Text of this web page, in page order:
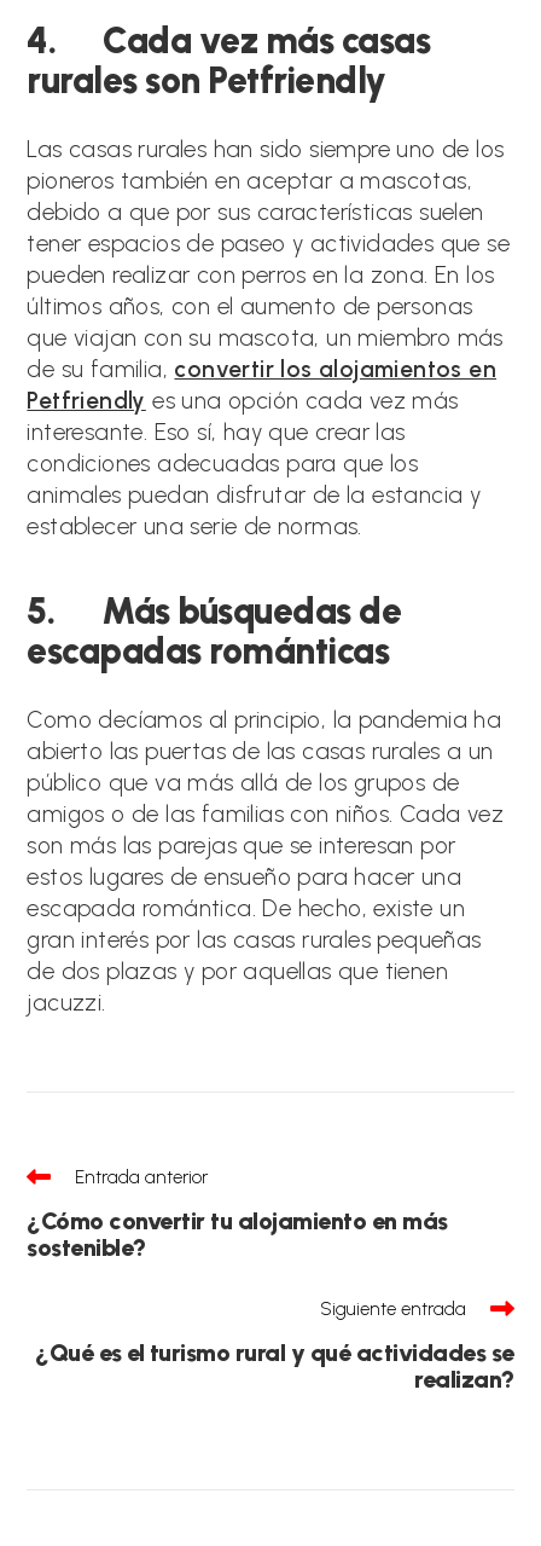
4. Cada vez más casas
rurales son Petfriendly
Las casas rurales han sido siempre uno de los
pioneros también en aceptar a mascotas,
debido a que por sus características suelen
tener espacios de paseo y actividades que se
pueden realizar con perros en la zona. En los
últimos años, con el aumento de personas
que viajan con su mascota, un miembro más
de su familia, convertir los alojamientos en
Petfriendly es una opción cada vez más
interesante. Eso sí, hay que crear las
condiciones adecuadas para que los
animales puedan disfrutar de la estancia y
establecer una serie de normas.
5. Más búsquedas de
escapadas románticas
Como decíamos al principio, la pandemia ha
abierto las puertas de las casas rurales a un
público que va más allá de los grupos de
amigos o de las familias con niños. Cada vez
son más las parejas que se interesan por
estos lugares de ensueño para hacer una
escapada romántica. De hecho, existe un
gran interés por las casas rurales pequeñas
de dos plazas y por aquellas que tienen
jacuzzi.
Leer
más
artículos
Entrada anterior
¿Cómo convertir tu alojamiento en más
sostenible?
Siguiente entrada
¿Qué es el turismo rural y qué actividades se
realizan?